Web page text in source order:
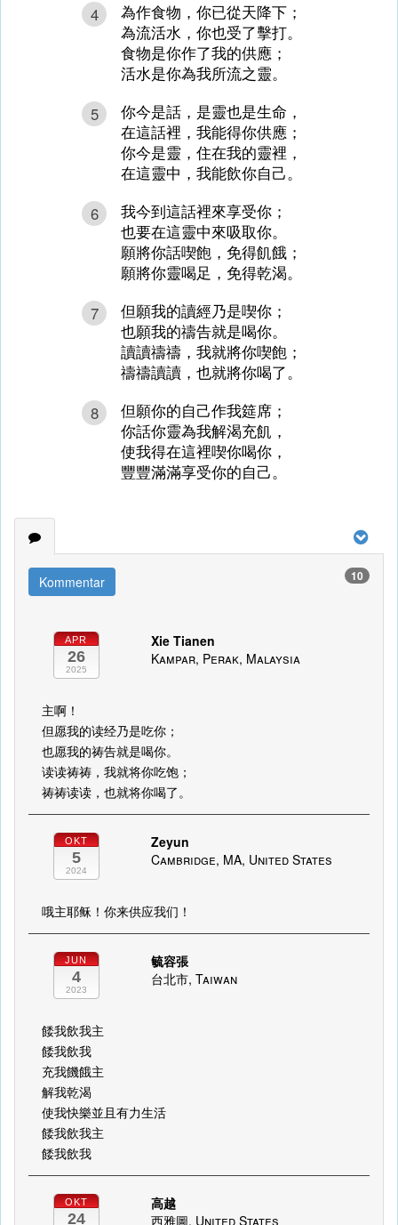
4
為作食物，你已從天降下；
為流活水，你也受了擊打。
食物是你作了我的供應；
活水是你為我所流之靈。
5
你今是話，是靈也是生命，
在這話裡，我能得你供應；
你今是靈，住在我的靈裡，
在這靈中，我能飲你自己。
6
我今到這話裡來享受你；
也要在這靈中來吸取你。
願將你話喫飽，免得飢餓；
願將你靈喝足，免得乾渴。
7
但願我的讀經乃是喫你；
也願我的禱告就是喝你。
讀讀禱禱，我就將你喫飽；
禱禱讀讀，也就將你喝了。
8
但願你的自己作我筵席；
你話你靈為我解渴充飢，
使我得在這裡喫你喝你，
豐豐滿滿享受你的自己。
Kommentar 10
APR
26
2025
Xie Tianen
Kampar, Perak, Malaysia
主啊！
但愿我的读经乃是吃你；
也愿我的祷告就是喝你。
读读祷祷，我就将你吃饱；
祷祷读读，也就将你喝了。
OKT
5
2024
Zeyun
Cambridge, MA, United States
哦主耶稣！你来供应我们！
JUN
4
2023
毓容張
台北市, Taiwan
餧我飲我主
餧我飲我
充我饑餓主
解我乾渴
使我快樂並且有力生活
餧我飲我主
餧我飲我
OKT
24
高越
西雅圖, United States